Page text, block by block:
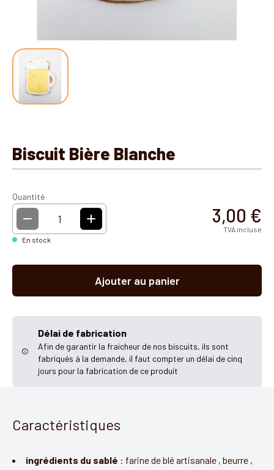
Biscuit Bière Blanche
Quantité
1 3,00 €
TVA incluse
En stock
Ajouter au panier
Délai de fabrication
Afin de garantir la fraicheur de nos biscuits, ils sont
fabriqués à la demande, il faut compter un délai de cinq
jours pour la fabrication de ce produit
Caractéristiques
ingrédients du sablé : farine de blé artisanale , beurre ,